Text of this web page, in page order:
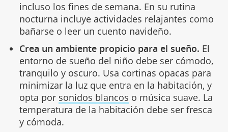
incluso los fines de semana. En su rutina
nocturna incluye actividades relajantes como
bañarse o leer un cuento navideño.
Crea un ambiente propicio para el sueño. El
entorno de sueño del niño debe ser cómodo,
tranquilo y oscuro. Usa cortinas opacas para
minimizar la luz que entra en la habitación, y
opta por sonidos blancos o música suave. La
temperatura de la habitación debe ser fresca
y cómoda.